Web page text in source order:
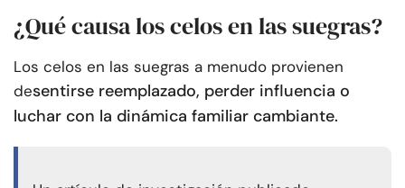
¿Qué causa los celos en las suegras?
Los celos en las suegras a menudo provienen
desentirse reemplazado, perder influencia o
luchar con la dinámica familiar cambiante.